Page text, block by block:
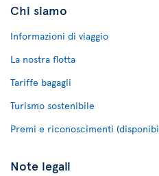
Chi siamo
Informazioni di viaggio
La nostra flotta
Tariffe bagagli
Turismo sostenibile
Premi e riconoscimenti
Note legali